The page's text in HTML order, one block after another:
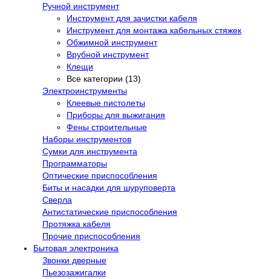
Ручной инструмент
Инструмент для зачистки кабеля
Инструмент для монтажа кабельных стяжек
Обжимной инструмент
Врубной инструмент
Клещи
Все категории (13)
Электроинструменты
Клеевые пистолеты
Приборы для выжигания
Фены строительные
Наборы инструментов
Сумки для инструмента
Программаторы
Оптические приспособления
Биты и насадки для шуруповерта
Сверла
Антистатические приспособления
Протяжка кабеля
Прочие приспособления
Бытовая электроника
Звонки дверные
Пьезозажигалки